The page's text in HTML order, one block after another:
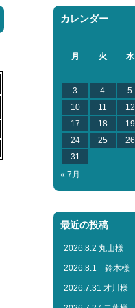
カレンダー
月
火 水
3
4 5
10
11 12
17
18 19
24
25 26
31
« 7月
最近の投稿
2026.8.2 丸山様
2026.8.1 鈴木様
2026.7.31 才川様